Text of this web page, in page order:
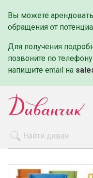
Вы можете
обращения от
Для получения
позвоните по телефону
напишите email на